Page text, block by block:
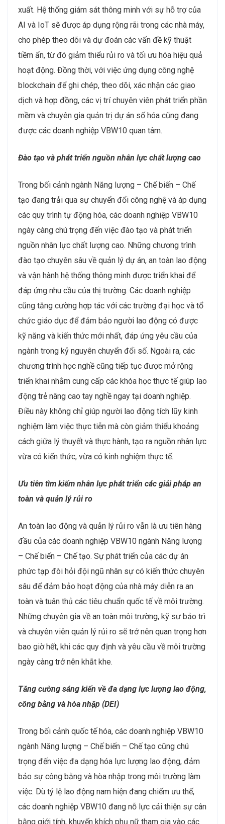
xuất. Hệ thống giám sát thông minh với sự hỗ trợ của
AI và IoT sẽ được áp dụng rộng rãi trong các nhà máy,
cho phép theo dõi và dự đoán các vấn đề kỹ thuật
tiềm ẩn, từ đó giảm thiểu rủi ro và tối ưu hóa hiệu quả
hoạt động. Đồng thời, với việc ứng dụng công nghệ
blockchain để ghi chép, theo dõi, xác nhận các giao
dịch và hợp đồng, các vị trí chuyên viên phát triển phần
mềm và chuyên gia quản trị dự án số hóa cũng đang
được các doanh nghiệp VBW10 quan tâm.
Đào tạo và phát triển nguồn nhân lực chất lượng cao
Trong bối cảnh ngành Năng lượng – Chế biến – Chế
tạo đang trải qua sự chuyển đổi công nghệ và áp dụng
các quy trình tự động hóa, các doanh nghiệp VBW10
ngày càng chú trọng đến việc đào tạo và phát triển
nguồn nhân lực chất lượng cao. Những chương trình
đào tạo chuyên sâu về quản lý dự án, an toàn lao động
và vận hành hệ thống thông minh được triển khai để
đáp ứng nhu cầu của thị trường. Các doanh nghiệp
cũng tăng cường hợp tác với các trường đại học và tổ
chức giáo dục để đảm bảo người lao động có được
kỹ năng và kiến thức mới nhất, đáp ứng yêu cầu của
ngành trong kỷ nguyên chuyển đổi số. Ngoài ra, các
chương trình học nghề cũng tiếp tục được mở rộng
triển khai nhằm cung cấp các khóa học thực tế giúp lao
động trẻ nâng cao tay nghề ngay tại doanh nghiệp.
Điều này không chỉ giúp người lao động tích lũy kinh
nghiệm làm việc thực tiễn mà còn giảm thiểu khoảng
cách giữa lý thuyết và thực hành, tạo ra nguồn nhân lực
vừa có kiến thức, vừa có kinh nghiệm thực tế.
Ưu tiên tìm kiếm nhân lực phát triển các giải pháp an
toàn và quản lý rủi ro
An toàn lao động và quản lý rủi ro vẫn là ưu tiên hàng
đầu của các doanh nghiệp VBW10 ngành Năng lượng
– Chế biến – Chế tạo. Sự phát triển của các dự án
phức tạp đòi hỏi đội ngũ nhân sự có kiến thức chuyên
sâu để đảm bảo hoạt động của nhà máy diễn ra an
toàn và tuân thủ các tiêu chuẩn quốc tế về môi trường.
Những chuyên gia về an toàn môi trường, kỹ sư bảo trì
và chuyên viên quản lý rủi ro sẽ trở nên quan trọng hơn
bao giờ hết, khi các quy định và yêu cầu về môi trường
ngày càng trở nên khắt khe.
Tăng cường sáng kiến về đa dạng lực lượng lao động,
công bằng và hòa nhập (DEI)
Trong bối cảnh quốc tế hóa, các doanh nghiệp VBW10
ngành Năng lượng – Chế biến – Chế tạo cũng chú
trọng đến việc đa dạng hóa lực lượng lao động, đảm
bảo sự công bằng và hòa nhập trong môi trường làm
việc. Dù tỷ lệ lao động nam hiện đang chiếm ưu thế,
các doanh nghiệp VBW10 đang nỗ lực cải thiện sự cân
bằng giới tính, khuyến khích phụ nữ tham gia vào các